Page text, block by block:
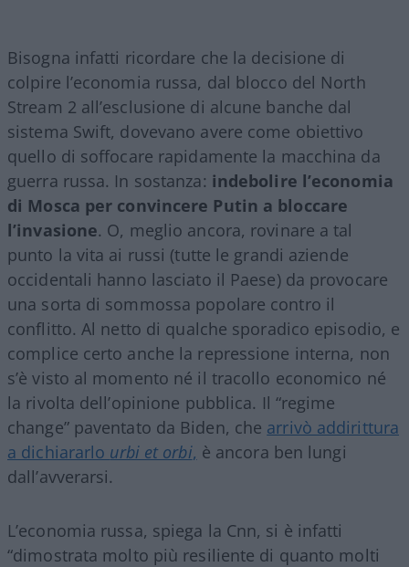
Bisogna infatti ricordare che la decisione di
colpire l’economia russa, dal blocco del North
Stream 2 all’esclusione di alcune banche dal
sistema Swift, dovevano avere come obiettivo
quello di soffocare rapidamente la macchina da
guerra russa. In sostanza: indebolire l’economia
di Mosca per convincere Putin a bloccare
l’invasione. O, meglio ancora, rovinare a tal
punto la vita ai russi (tutte le grandi aziende
occidentali hanno lasciato il Paese) da provocare
una sorta di sommossa popolare contro il
conflitto. Al netto di qualche sporadico episodio, e
complice certo anche la repressione interna, non
s’è visto al momento né il tracollo economico né
la rivolta dell’opinione pubblica. Il “regime
change” paventato da Biden, che arrivò addirittura
a dichiararlo urbi et orbi, è ancora ben lungi
dall’avverarsi.
L’economia russa, spiega la Cnn, si è infatti
“dimostrata molto più resiliente di quanto molti